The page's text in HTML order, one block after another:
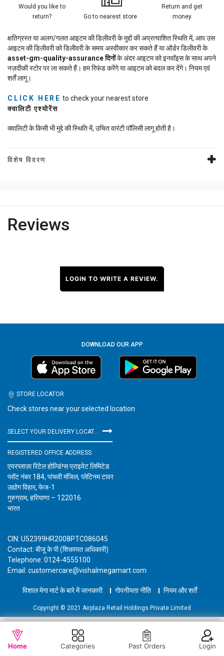
WISHLIST OUT OF STOCK
Would you like to
return?
Go to nearest store
Return and get
money
क्षतिग्रस्त या अलग/गलत आइटम की डिलीवरी के मुद्दों की अप्रत्याशित स्थिति में, आप उस
आइटम की डिलीवरी को डिलीवरी के समय अस्वीकार कर सकते हैं या ऑर्डर डिलीवरी के
asset-gm-quality-assuranceदिनोंके अंदर आइटम को इनवॉइस के साथ अपने
नज़दीकी स्टोर पर ला सकते हैं। हम रिफंड करेंगे या आइटम को बदल कर देंगे। नियम एवं
शर्तें लागू।
CLICK HERE to check your nearest store
क्वालिटी एश्योरेंस
क्वालिटी के किसी भी मुद्दे की स्थिति में, उचित वारंटी पॉलिसी लागू होती है।
विशेष विवरण
Reviews
LOGIN TO WRITE A REVIEW.
DOWNLOAD OUR APP
STORE LOCATOR
Check stores near your selected location
REGISTERED OFFICE ADDRESS
एयरप्लाज़ा रिटेल होल्डिंग्स प्राइवेट लिमिटेड
प्लॉट नंबर 184, पांचवी मंजिल, प्लेटिनम टावर
उद्योग विहार, फेज-1
गुरुग्राम, हरियाणा – 122016
भारत
CIN: U52399HR2008PTC086045
Contact: बीजू के पी (शिकायत अधिकारी)
Telephone: 0124-4555100
Email: customercare@vishalmegamart.com
विशाल मेगा मार्ट के बारे में जानकारी गोपनीयता नीति नियम और शर्तें
Copyright © 2021 Airplaza Retail Holdings Private Limited
Home Categories Past Orders Login